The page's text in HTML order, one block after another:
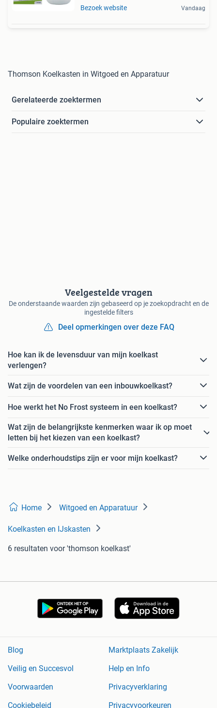
Bezoek website Vandaag
Thomson Koelkasten in Witgoed en Apparatuur
Gerelateerde zoektermen
Populaire zoektermen
Veelgestelde vragen
De onderstaande waarden zijn gebaseerd op je zoekopdracht en de
ingestelde filters
Deel opmerkingen over deze FAQ
Hoe kan ik de levensduur van mijn koelkast
verlengen?
Wat zijn de voordelen van een inbouwkoelkast?
Hoe werkt het No Frost systeem in een koelkast?
Wat zijn de belangrijkste kenmerken waar ik op moet
letten bij het kiezen van een koelkast?
Welke onderhoudstips zijn er voor mijn koelkast?
Home Witgoed en Apparatuur
Koelkasten en IJskasten
6 resultaten voor 'thomson koelkast'
Blog
Marktplaats Zakelijk
Veilig en Succesvol
Help en Info
Voorwaarden
Privacyverklaring
Cookiebeleid
Privacyvoorkeuren